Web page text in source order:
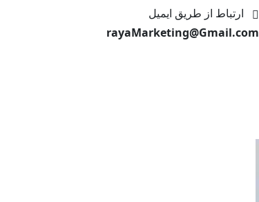
ارتباط از طریق ایمیل
rayaMarketing@Gmail.com